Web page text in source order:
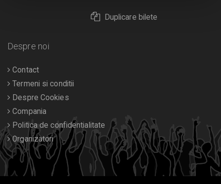
Duplicare bilete
Despre noi
Contact
Termeni si conditii
Despre Cookies
Compania
Politica de confidentialitate
Organizatori